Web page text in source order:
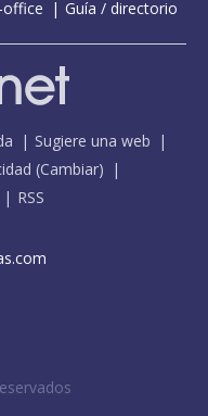
Guía / directorio
Sugiere una web
(Cambiar)
RSS